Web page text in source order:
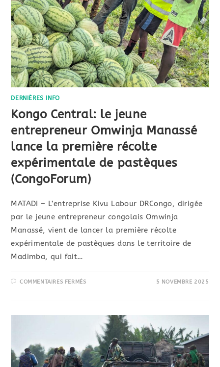
DERNIÈRES INFO
Kongo Central: le jeune
entrepreneur Omwinja Manassé
lance la première récolte
expérimentale de pastèques
(CongoForum)
MATADI – L’entreprise Kivu Labour DRCongo, dirigée
par le jeune entrepreneur congolais Omwinja
Manassé, vient de lancer la première récolte
expérimentale de pastèques dans le territoire de
Madimba, qui fait…
COMMENTAIRES FERMÉS 5 NOVEMBRE 2025